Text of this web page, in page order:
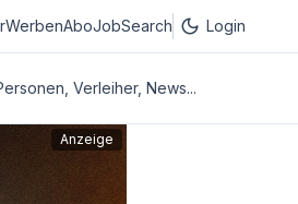
WerbenAboJobSearch Login
Verleiher, News...
Anzeige